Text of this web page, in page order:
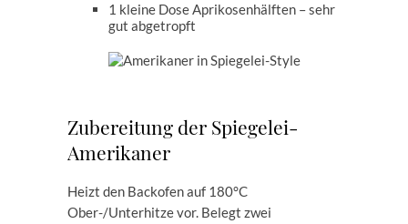
1 kleine Dose Aprikosenhälften – sehr
gut abgetropft
Zubereitung der Spiegelei-
Amerikaner
Heizt den Backofen auf 180°C
Ober-/Unterhitze vor. Belegt zwei